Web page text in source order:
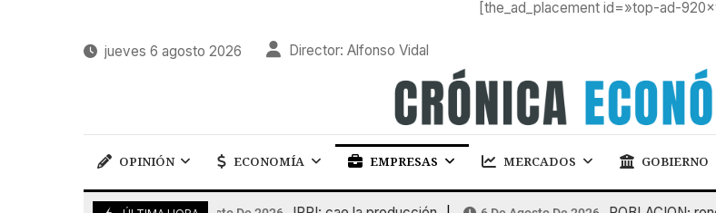
[the_ad_placement id=»top-ad-
jueves 6 agosto 2026 Director: Alfonso Vidal
OPINIÓN ECONOMÍA EMPRESAS MERCADOS GOBIERNO